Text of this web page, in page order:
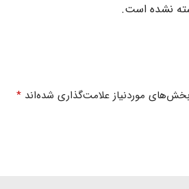
نشده است.
بخش‌های موردنیاز علامت‌گذاری شده‌اند *